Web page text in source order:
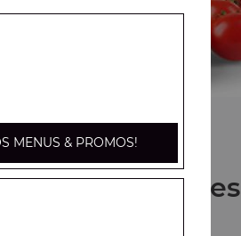
Nos Pides
MENUS & PROMOS!